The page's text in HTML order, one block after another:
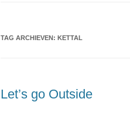
TAG ARCHIEVEN: KETTAL
Let’s go Outside